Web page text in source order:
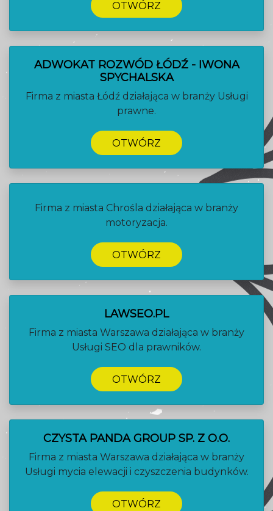
OTWÓRZ
ADWOKAT ROZWÓD ŁÓDŹ - IWONA
SPYCHALSKA
Firma z miasta Łódź działająca w branży Usługi
prawne.
OTWÓRZ
Firma z miasta Chrośla działająca w branży
motoryzacja.
OTWÓRZ
LAWSEO.PL
Firma z miasta Warszawa działająca w branży
Usługi SEO dla prawników.
OTWÓRZ
CZYSTA PANDA GROUP SP. Z O.O.
Firma z miasta Warszawa działająca w branży
Usługi mycia elewacji i czyszczenia budynków.
OTWÓRZ